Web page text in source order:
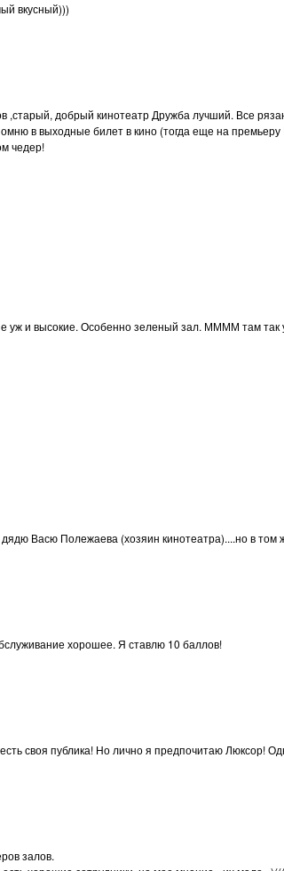
вкусный)))
добрый кинотеатр Дружба лучший. Все
в выходные билет в кино (тогда еще на
чедер!
уж и высокие. Особенно зеленый зал. ММММ там так
Васю Полежаева (хозяин кинотеатра)....но в
хорошее. Я ставлю 10 баллов!
своя публика! Но лично я предпочитаю Люксор!
залов.